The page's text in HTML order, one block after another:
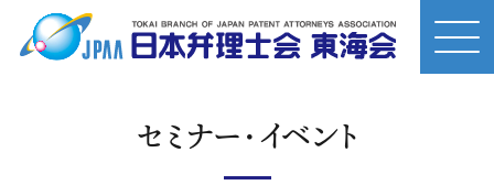
セミナー・イベント